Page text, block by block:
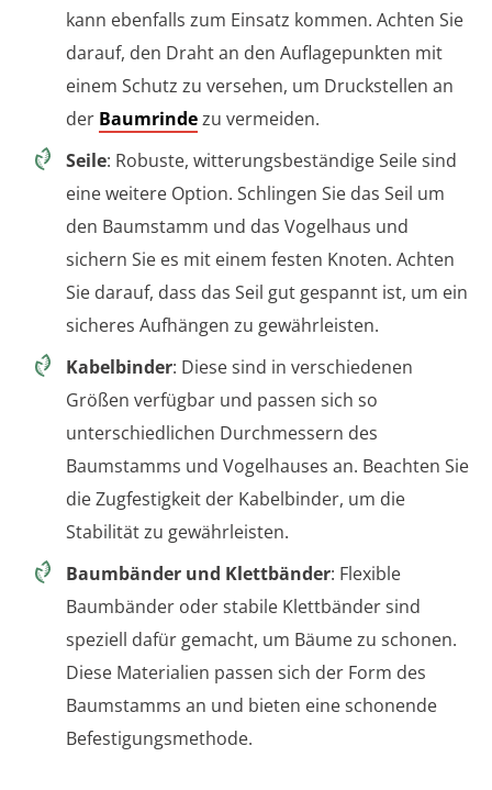
kann ebenfalls zum Einsatz kommen. Achten Sie
darauf, den Draht an den Auflagepunkten mit
einem Schutz zu versehen, um Druckstellen an
der Baumrindezu vermeiden.
Seile: Robuste, witterungsbeständige Seile sind
eine weitere Option. Schlingen Sie das Seil um
den Baumstamm und das Vogelhaus und
sichern Sie es mit einem festen Knoten. Achten
Sie darauf, dass das Seil gut gespannt ist, um ein
sicheres Aufhängen zu gewährleisten.
Kabelbinder: Diese sind in verschiedenen
Größen verfügbar und passen sich so
unterschiedlichen Durchmessern des
Baumstamms und Vogelhauses an. Beachten Sie
die Zugfestigkeit der Kabelbinder, um die
Stabilität zu gewährleisten.
Baumbänder und Klettbänder: Flexible
Baumbänder oder stabile Klettbänder sind
speziell dafür gemacht, um Bäume zu schonen.
Diese Materialien passen sich der Form des
Baumstamms an und bieten eine schonende
Befestigungsmethode.